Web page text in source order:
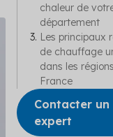
partenaire
conseils
chaleur de
département
Les principaux
de chauffage
dans les
France
Contacter un
expert